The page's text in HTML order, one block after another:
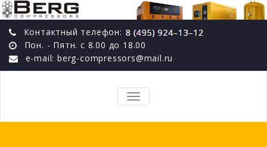
Контактный телефон:
Пон. - Пятн. с 8.00 до 18.00
e-mail: berg-compressors@mail.ru
TOGGLE